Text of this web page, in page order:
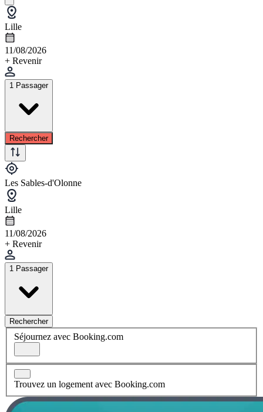
Lille
11/08/2026
+ Revenir
1 Passager
Rechercher
Les Sables-d'Olonne
Lille
11/08/2026
+ Revenir
1 Passager
Rechercher
Séjournez avec Booking.com
Trouvez un logement avec Booking.com